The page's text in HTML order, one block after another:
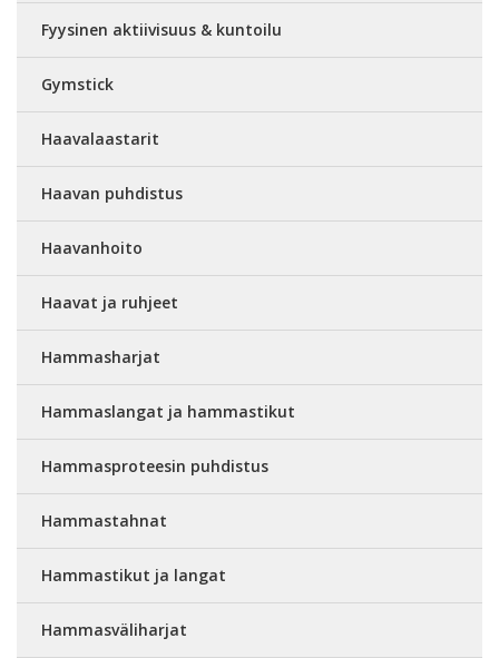
Fyysinen aktiivisuus & kuntoilu
Gymstick
Haavalaastarit
Haavan puhdistus
Haavanhoito
Haavat ja ruhjeet
Hammasharjat
Hammaslangat ja hammastikut
Hammasproteesin puhdistus
Hammastahnat
Hammastikut ja langat
Hammasväliharjat